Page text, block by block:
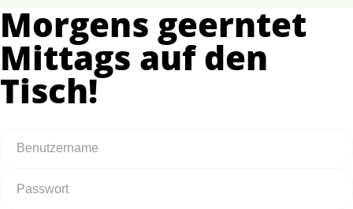
Morgens geerntet
Mittags auf den
Tisch!